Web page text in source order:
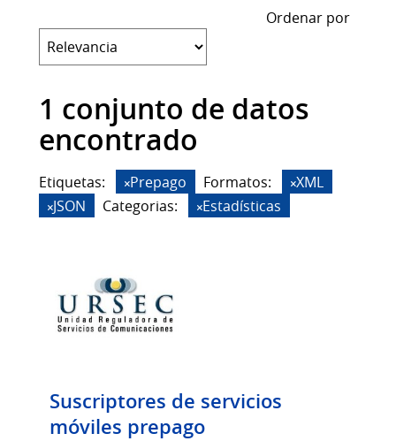
Ordenar por
1 conjunto de datos
encontrado
Etiquetas: Prepago Formatos:
XML
JSON
Categorias: Estadísticas
Suscriptores de servicios
móviles prepago